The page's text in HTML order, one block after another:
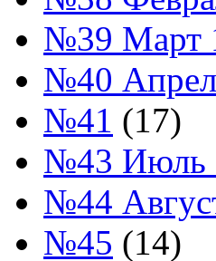
№39 Март
№40
№41 (17)
№43 Июль
№44
№45 (14)